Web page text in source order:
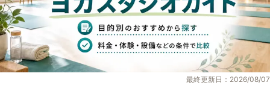
最終更新日：2026/08/07